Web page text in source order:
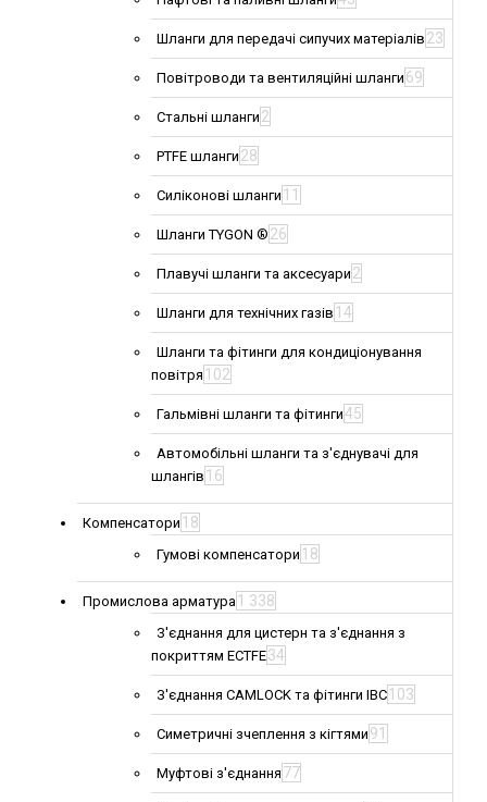
Шланги для передачі сипучих матеріалів 23
Повітроводи та вентиляційні шланги 69
Стальні шланги 2
PTFE шланги 28
Силіконові шланги 11
Шланги TYGON ® 26
Плавучі шланги та аксесуари 2
Шланги для технічних газів 14
Шланги та фітинги для кондиціонування
повітря 102
Гальмівні шланги та фітинги45
Автомобільні шланги та з'єднувачі для
шлангів 16
Компенсатори 18
Гумові компенсатори 18
Промислова арматура 1 338
З'єднання для цистерн та з'єднання з
покриттям ECTFE34
З'єднання CAMLOCK та фітинги IBC 103
Симетричні зчеплення з кігтями 91
Муфтові з'єднання 77